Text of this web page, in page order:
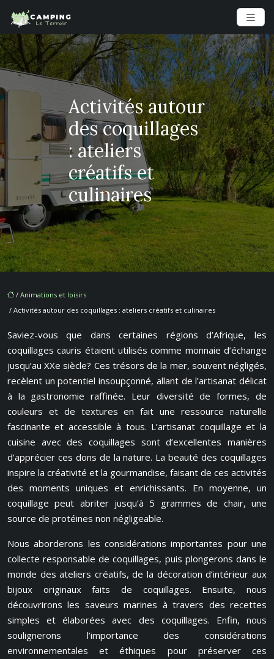
Activités autour
des coquillages
: ateliers
créatifs et
culinaires
/ Animations et loisirs
/ Activités autour des coquillages : ateliers créatifs et culinaires
Saviez-vous que dans certaines régions d’Afrique, les
coquillages cauris étaient utilisés comme monnaie d’échange
jusqu’au XXe siècle? Ces trésors de la mer, souvent négligés,
recèlent un potentiel insoupçonné, allant de l’artisanat délicat
à la gastronomie raffinée. Leur diversité de formes, de
couleurs et de textures en fait une ressource naturelle
fascinante et accessible à tous. L’artisanat coquillage et la
cuisine avec des coquillages sont d’excellentes manières
d’apprécier ces dons de la nature. La beauté des coquillages
inspire la créativité et la gourmandise, faisant de ces activités
des moments uniques et enrichissants. En moyenne, un
coquillage peut abriter jusqu’à 5 grammes de chair, une
source de protéines non négligeable.
Nous aborderons les considérations importantes pour une
collecte responsable de coquillages, puis plongerons dans le
monde des ateliers créatifs, de la décoration d’intérieur aux
bijoux originaux faits de coquillages. Ensuite, nous
découvrirons les saveurs marines à travers des recettes
simples et élaborées avec des coquillages. Enfin, nous
soulignerons l’importance des considérations
environnementales et éthiques pour préserver ces